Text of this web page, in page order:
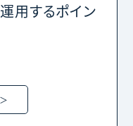
用するポイン